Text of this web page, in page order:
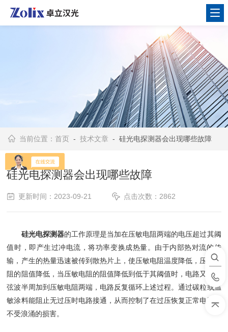
当前位置：首页 -技术文章 - 硅光电探测器会出现哪些故障
硅光电探测器会出现哪些故障
更新时间：2023-09-21 点击次数：2862
硅光电探测器的工作原理是当加在压敏电阻两端的电压超过其阈
值时，即产生过冲电流，将功率变换成热量。由于内部热对流的传
输，产生的热量迅速被传到散热片上，使压敏电阻温度降低，压敏电
阻的阻值降低，当压敏电阻的阻值降低到低于其阈值时，电路又使正
弦波半周加到压敏电阻两端，电路反复循环上述过程。通过碳粒或温
敏涂料能阻止无过压时电路接通，从而控制了在过压恢复正常电平时
不受浪涌的损害。